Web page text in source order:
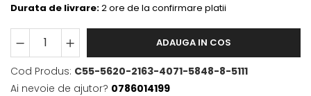
Durata de livrare:2 ore de la confirmare platii
ADAUGA IN COS
Cod Produs: C55-5620-2163-4071-5848-8-5111
Ai nevoie de ajutor? 0786014199